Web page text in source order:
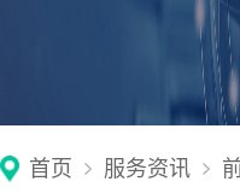
首页 服务资讯